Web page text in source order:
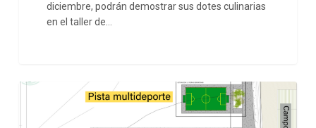
diciembre, podrán demostrar sus dotes culinarias
en el taller de…
Ayuntamiento